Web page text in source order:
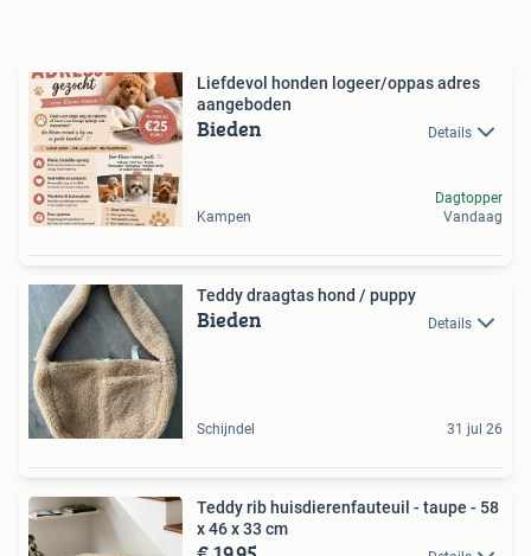
Liefdevol honden logeer/oppas adres
aangeboden
Bieden Details
Kampen
Dagtopper
Vandaag
Teddy draagtas hond / puppy
Bieden Details
Schijndel 31 jul 26
Teddy rib huisdierenfauteuil - taupe - 58
x 46 x 33 cm